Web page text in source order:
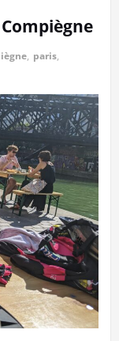
, paris,